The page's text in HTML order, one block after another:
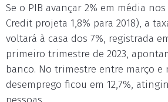
Se o PIB avançar 2% em média
Credit projeta 1,8% para 2018), a
voltará à casa dos 7%, registrada
primeiro trimestre de 2023,
banco. No trimestre entre março e
desemprego ficou em 12,7%,